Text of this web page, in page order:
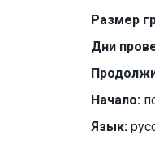
Размер
Дни
Начало:
Язык: